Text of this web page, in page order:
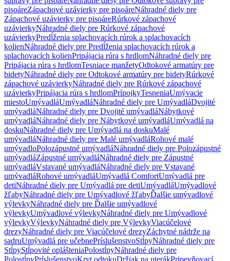
pisoáreZápachové uzávierky pre pisoáreNáhradné diely pre
Zápachové uzávierky pre pisoáreRúrkové zápachové
uzávierkyNáhradné diely pre Rúrkové zápachové
uzávierkyPredĺženia splachovacích rúrok a splachovacích
kolienNáhradné diely pre Predĺženia splachovacích rúrok a
splachovacích kolienPripájacia rúra s hrdlomNáhradné diely pre
Pripájacia rúra s hrdlomTesniace manžetyOdtokové armatúry pre
bidetyNáhradné diely pre Odtokové armatúry pre bidetyRúrkové
zápachové uzávierkyNáhradné diely pre Rúrkové zápachové
uzávierkyPripájacia rúra s hrdlomPrípojkyTesneniaUmývacie
miestoUmývadláUmývadláNáhradné diely pre UmývadláDvojité
umývadláNáhradné diely pre Dvojité umývadláNábytkové
umývadláNáhradné diely pre Nábytkové umývadláUmývadlá na
doskuNáhradné diely pre Umývadlá na doskuMalé
umývadláNáhradné diely pre Malé umývadláRohové malé
umývadloPolozápustné umývadláNáhradné diely pre Polozápustné
umývadláZápustné umývadláNáhradné diely pre Zápustné
umývadláVstavané umývadláNáhradné diely pre Vstavané
umývadláRohové umývadláUmývadlá ComfortUmývadlá pre
detiNáhradné diely pre Umývadlá pre detiUmývadláUmývadlové
žľabyNáhradné diely pre Umývadlové žľabyĎalšie umývadlové
výlevkyNáhradné diely pre Ďalšie umývadlové
výlevkyUmývadlové výlevkyNáhradné diely pre Umývadlové
výlevkyVýlevkyNáhradné diely pre VýlevkyViacúčelové
drezyNáhradné diely pre Viacúčelové drezyZáchytné nádrže na
sadruUmývadlá pre učebnePríslušenstvoStĺpyNáhradné diely pre
StĺpyStĺpovité oplášteniaPolostĺpyNáhradné diely pre
PolostĺpyPríslušenstvoKryt odtokuDržiak na uterákPripevňovací